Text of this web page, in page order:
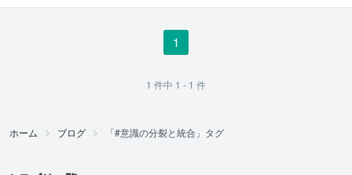
1
1 件中 1 - 1 件
ホーム ブログ 「#意識の分裂と統合」タグ